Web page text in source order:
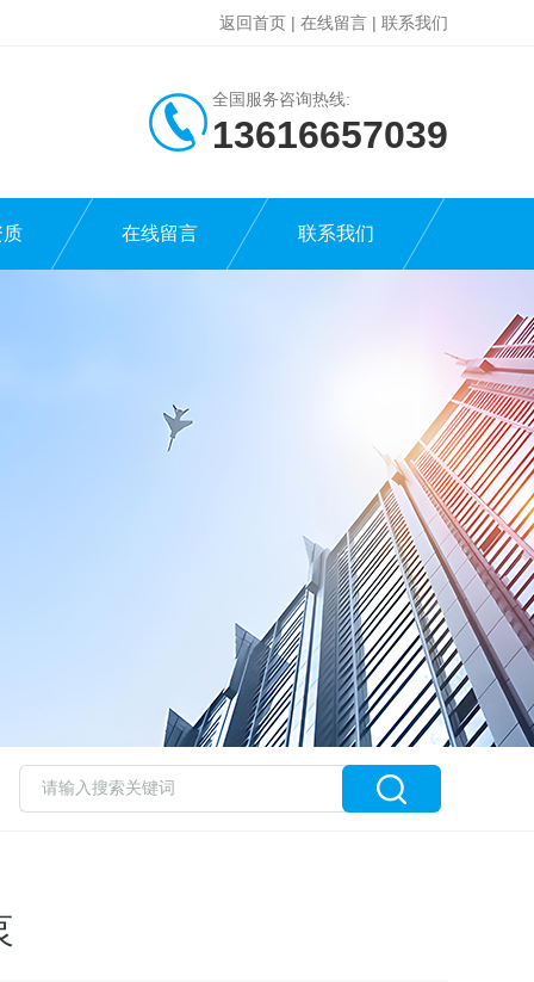
返回首页 | 在线留言 | 联系我们
全国服务咨询热线:
13616657039
在线留言 联系我们